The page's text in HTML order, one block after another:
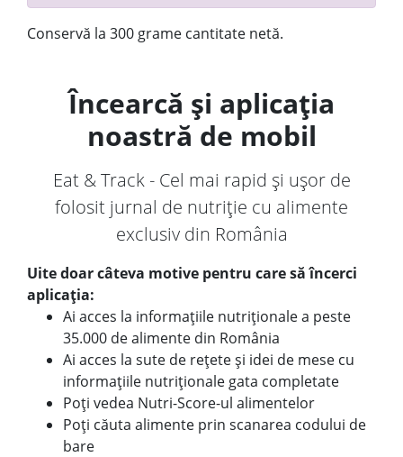
Conservă la 300 grame cantitate netă.
Încearcă și aplicația
noastră de mobil
Eat & Track - Cel mai rapid și ușor de
folosit jurnal de nutriție cu alimente
exclusiv din România
Uite doar câteva motive pentru care să încerci
aplicația:
Ai acces la informațiile nutriționale a peste
35.000 de alimente din România
Ai acces la sute de rețete și idei de mese cu
informațiile nutriționale gata completate
Poți vedea Nutri-Score-ul alimentelor
Poți căuta alimente prin scanarea codului de
bare